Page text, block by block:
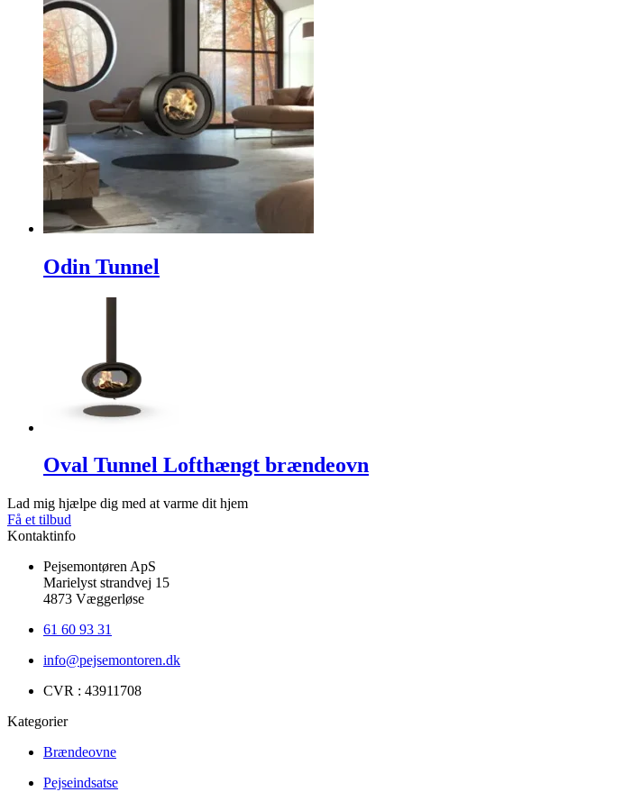
Odin Tunnel
Oval Tunnel Lofthængt brændeovn
Lad mig hjælpe dig med at varme dit hjem
Få et tilbud
Kontaktinfo
Pejsemontøren ApS
Marielyst strandvej 15
4873 Væggerløse
61 60 93 31
info@pejsemontoren.dk
CVR : 43911708
Kategorier
Brændeovne
Pejseindsatse